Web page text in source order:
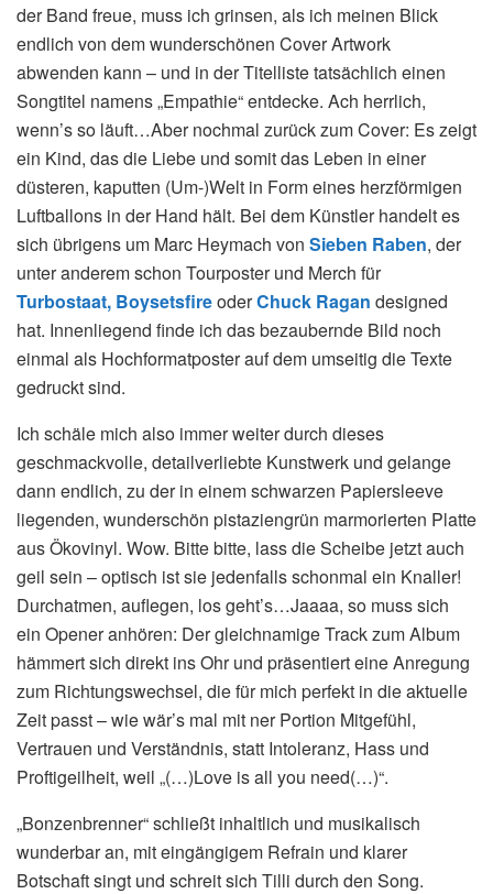
der Band freue, muss ich grinsen, als ich meinen Blick
endlich von dem wunderschönen Cover Artwork
abwenden kann – und in der Titelliste tatsächlich einen
Songtitel namens „Empathie“ entdecke. Ach herrlich,
wenn’s so läuft…Aber nochmal zurück zum Cover: Es zeigt
ein Kind, das die Liebe und somit das Leben in einer
düsteren, kaputten (Um-)Welt in Form eines herzförmigen
Luftballons in der Hand hält. Bei dem Künstler handelt es
sich übrigens um Marc Heymach von Sieben Raben, der
unter anderem schon Tourposter und Merch für
Turbostaat, BoysetsfireoderChuck Ragan designed
hat. Innenliegend finde ich das bezaubernde Bild noch
einmal als Hochformatposter auf dem umseitig die Texte
gedruckt sind.
Ich schäle mich also immer weiter durch dieses
geschmackvolle, detailverliebte Kunstwerk und gelange
dann endlich, zu der in einem schwarzen Papiersleeve
liegenden, wunderschön pistaziengrün marmorierten Platte
aus Ökovinyl. Wow. Bitte bitte, lass die Scheibe jetzt auch
geil sein – optisch ist sie jedenfalls schonmal ein Knaller!
Durchatmen, auflegen, los geht’s…Jaaaa, so muss sich
ein Opener anhören: Der gleichnamige Track zum Album
hämmert sich direkt ins Ohr und präsentiert eine Anregung
zum Richtungswechsel, die für mich perfekt in die aktuelle
Zeit passt – wie wär’s mal mit ner Portion Mitgefühl,
Vertrauen und Verständnis, statt Intoleranz, Hass und
Proftigeilheit, weil „(…)Love is all you need(…)“.
„Bonzenbrenner“ schließt inhaltlich und musikalisch
wunderbar an, mit eingängigem Refrain und klarer
Botschaft singt und schreit sich Tilli durch den Song.